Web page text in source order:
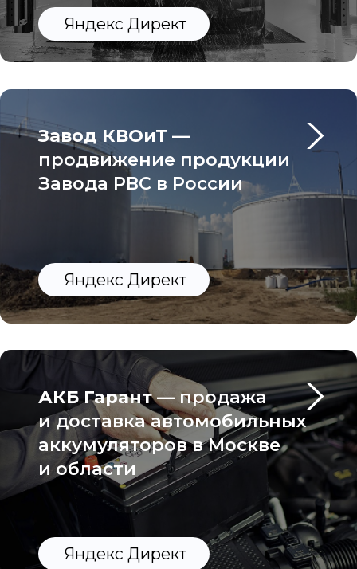
Яндекс Директ
АКБ Гарант— продажа
и доставка автомобильных
аккумуляторов в Москве
и области
JUMMY
— первый
Привлечение вендоров
и инвесторов на площадку
Яндекс Директ
HR-Агентство—
услуги подбора персонала